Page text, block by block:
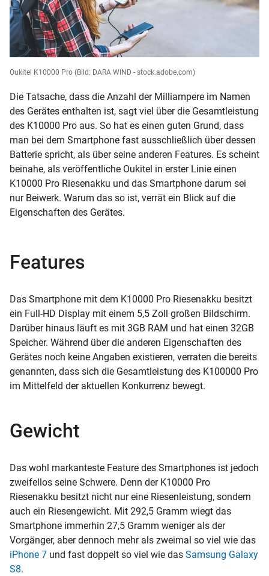
Oukitel K10000 Pro (Bild: DARA WIND - stock.adobe.com)
Die Tatsache, dass die Anzahl der Milliampere im Namen
des Gerätes enthalten ist, sagt viel über die Gesamtleistung
des K10000 Pro aus. So hat es einen guten Grund, dass
man bei dem Smartphone fast ausschließlich über dessen
Batterie spricht, als über seine anderen Features. Es scheint
beinahe, als veröffentliche Oukitel in erster Linie einen
K10000 Pro Riesenakku und das Smartphone darum sei
nur Beiwerk. Warum das so ist, verrät ein Blick auf die
Eigenschaften des Gerätes.
Features
Das Smartphone mit dem K10000 Pro Riesenakku besitzt
ein Full-HD Display mit einem 5,5 Zoll großen Bildschirm.
Darüber hinaus läuft es mit 3GB RAM und hat einen 32GB
Speicher. Während über die anderen Eigenschaften des
Gerätes noch keine Angaben existieren, verraten die bereits
genannten, dass sich die Gesamtleistung des K100000 Pro
im Mittelfeld der aktuellen Konkurrenz bewegt.
Gewicht
Das wohl markanteste Feature des Smartphones ist jedoch
zweifellos seine Schwere. Denn der K10000 Pro
Riesenakku besitzt nicht nur eine Riesenleistung, sondern
auch ein Riesengewicht. Mit 292,5 Gramm wiegt das
Smartphone immerhin 27,5 Gramm weniger als der
Vorgänger, aber dennoch mehr als zweimal so viel wie das
iPhone 7 und fast doppelt so viel wie das Samsung Galaxy
S8.